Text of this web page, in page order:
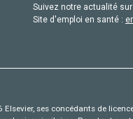
Suivez notre actualité
Site d'emploi en santé :
ses concédants de